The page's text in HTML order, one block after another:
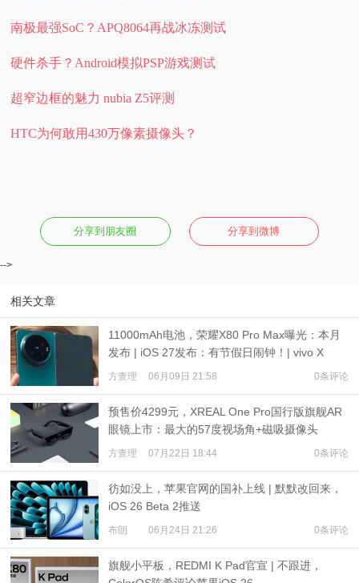
南极最强SoC？APQ8064再战冰冻测试
硬件杀手？Android模拟PSP游戏测试
超窄边框的魅力 nubia Z5评测
HTC为何敢用430万像素摄像头？
分享到朋友圈 分享到微博
-->
相关文章
11000mAh电池，荣耀X80 Pro Max曝光：本月
发布 | iOS 27发布：有节假日闹钟！| vivo X
Fold6四分屏预热
方查理 06月09日 21:58 0条评论
预售价4299元，XREAL One Pro国行版旗舰AR
眼镜上市：最大的57度视场角+磁吸摄像头
方查理 07月22日 18:44 0条评论
彷如没上，苹果官网的国补上线 | 默默改回来，
iOS 26 Beta 2推送
布朗 06月24日 21:26 0条评论
旗舰小平板，REDMI K Pad官宣 | 不跟进，